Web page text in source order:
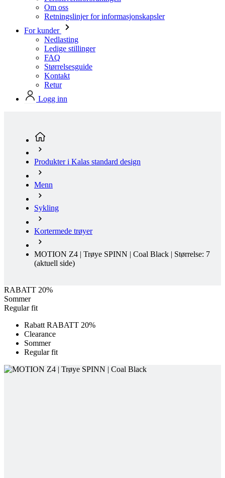
Om oss
Retningslinjer for informasjonskapsler
For kunder
Nedlasting
Ledige stillinger
FAQ
Størrelsesguide
Kontakt
Retur
Logg inn
Produkter i Kalas standard design
Menn
Sykling
Kortermede trøyer
MOTION Z4 | Trøye SPINN | Coal Black | Størrelse: 7
(aktuell side)
RABATT 20%
Sommer
Regular fit
Rabatt RABATT 20%
Clearance
Sommer
Regular fit